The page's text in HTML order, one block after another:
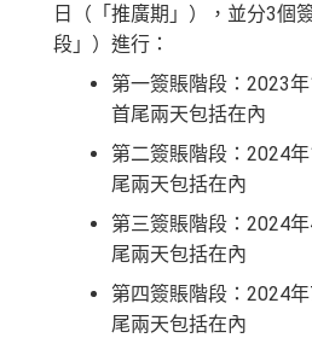
有DBS可以用到DBS提供嘅酒
DBS Expedia 85折code
iBanking繳費無里數
正常簽賬得$25=1里，除咗食
積分，但唔收charge
日（「推廣期」），並分3個
段」）進行：
第一簽賬階段：2023
首尾兩天包括在內
第二簽賬階段：2024
尾兩天包括在內
第三簽賬階段：2024
尾兩天包括在內
第四簽賬階段：2024
尾兩天包括在內